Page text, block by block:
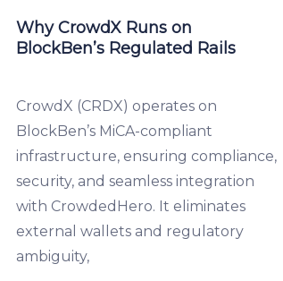
Why CrowdX Runs on
BlockBen’s Regulated Rails
CrowdX (CRDX) operates on
BlockBen’s MiCA-compliant
infrastructure, ensuring compliance,
security, and seamless integration
with CrowdedHero. It eliminates
external wallets and regulatory
ambiguity,